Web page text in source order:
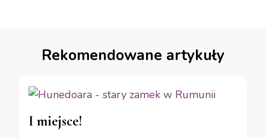
Rekomendowane artykuły
I miejsce!